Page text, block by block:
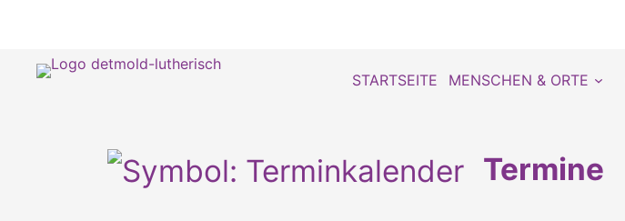
STARTSEITE MENSCHEN & ORTE
Termine